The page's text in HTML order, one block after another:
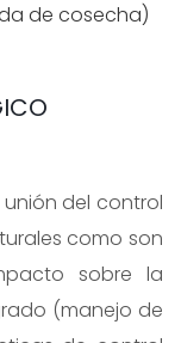
de cosecha)
del control
como son
sobre la
(manejo de